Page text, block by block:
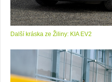
Další kráska ze Žiliny: KIA EV2